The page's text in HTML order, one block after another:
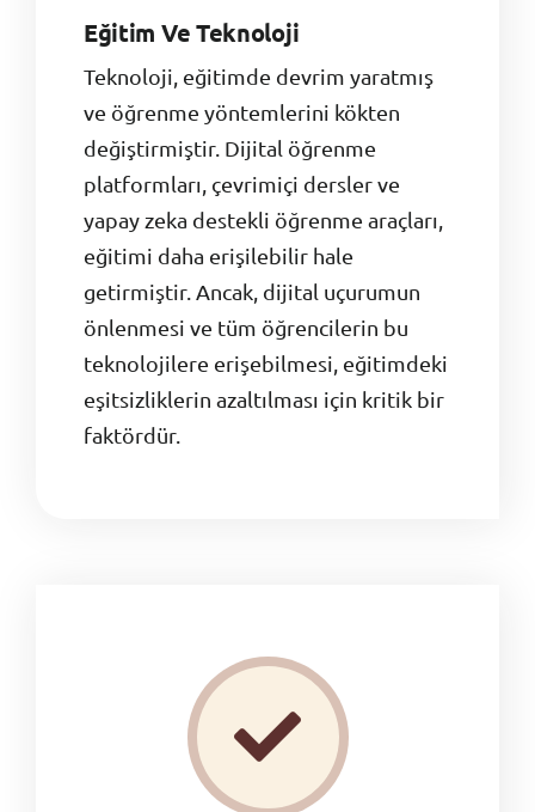
Eğitim Ve Teknoloji
Teknoloji, eğitimde devrim yaratmış
ve öğrenme yöntemlerini kökten
değiştirmiştir. Dijital öğrenme
platformları, çevrimiçi dersler ve
yapay zeka destekli öğrenme araçları,
eğitimi daha erişilebilir hale
getirmiştir. Ancak, dijital uçurumun
önlenmesi ve tüm öğrencilerin bu
teknolojilere erişebilmesi, eğitimdeki
eşitsizliklerin azaltılması için kritik bir
faktördür.